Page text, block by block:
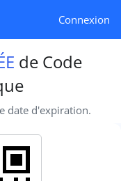
Connexion
de Code
date d'expiration.